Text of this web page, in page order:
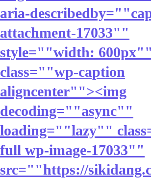
aria-
attachment-17033""
style=""width: 600px""
class=""wp-caption
aligncenter""><img
decoding=""async""
loading=""lazy""
full wp-image-17033""
src=""https://